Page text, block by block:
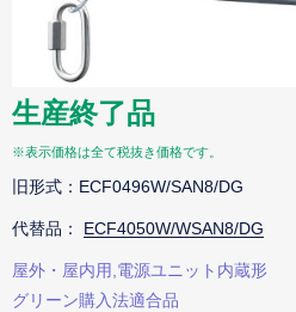
生産終了品
※表示価格は全て税抜き価格です。
旧形式：ECF0496W/SAN8/DG
代替品： ECF4050W/WSAN8/DG
屋外・屋内用,電源ユニット内蔵形
グリーン購入法適合品